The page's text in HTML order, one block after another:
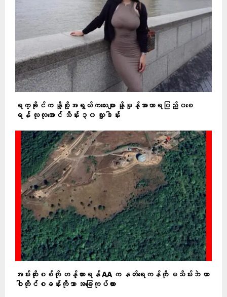
ရက္ခိုင်က နို့စို့အရွယ်ကလေးများ နို့မှုန့်အာဟာရပြည့်ဝစေ
ရန် လုလုအောင် သိန်း ၃၀ လှူဒါန်း
အမ်းထိုးစစ်ကို ဟန့်တားရန် AA က နတ်ရေကန်ကို မသိမ်းဘဲ တာ
ဝါတိုင်စခန်းကိုသာ အခြေကုပ်ထား